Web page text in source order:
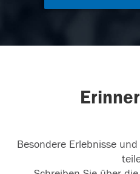
Besondere Erlebnisse